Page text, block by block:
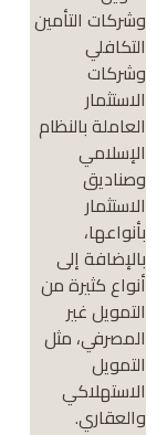
وشركات التأمين
التكافلي
وشركات
الاستثمار
العاملة بالنظام
الإسلامي
وصناديق
الاستثمار
بأنواعها،
بالإضافة إلى
أنواع كثيرة من
التمويل غير
المصرفي، مثل
التمويل
الاستهلاكي
والعقاري.